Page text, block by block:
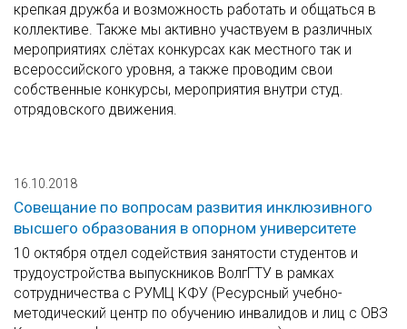
крепкая дружба и возможность работать и общаться в
коллективе. Также мы активно участвуем в различных
мероприятиях слётах конкурсах как местного так и
всероссийского уровня, а также проводим свои
собственные конкурсы, мероприятия внутри студ.
отрядовского движения.
16.10.2018
Совещание по вопросам развития инклюзивного
высшего образования в опорном университете
10 октября отдел содействия занятости студентов и
трудоустройства выпускников ВолгГТУ в рамках
сотрудничества с РУМЦ КФУ (Ресурсный учебно-
методический центр по обучению инвалидов и лиц с ОВЗ